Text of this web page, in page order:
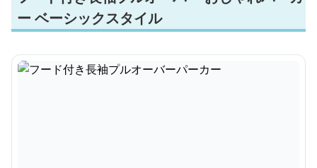
ー ベーシックスタイル